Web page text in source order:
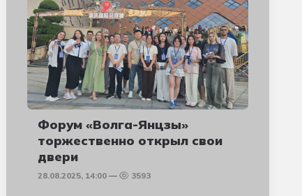
Форум «Волга-Янцзы»
торжественно открыл свои
двери
28.08.2025, 14:00 3593